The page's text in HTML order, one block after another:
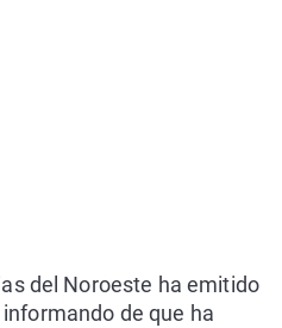
del Noroeste ha emitido
de que ha